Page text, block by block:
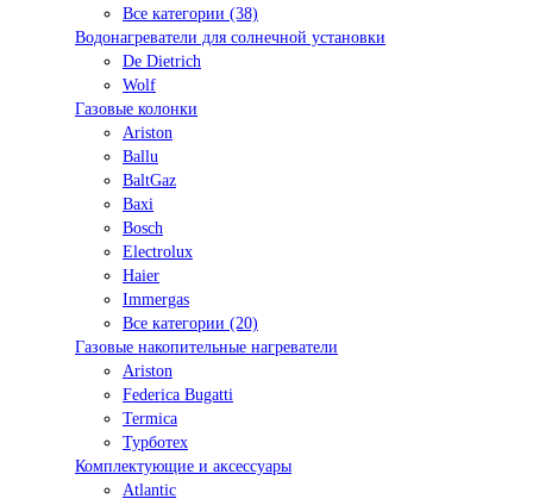
Все категории (38)
Водонагреватели для солнечной установки
De Dietrich
Wolf
Газовые колонки
Ariston
Ballu
BaltGaz
Baxi
Bosсh
Electrolux
Haier
Immergas
Все категории (20)
Газовые накопительные нагреватели
Ariston
Federica Bugatti
Termica
Турботех
Комплектующие и аксессуары
Atlantic